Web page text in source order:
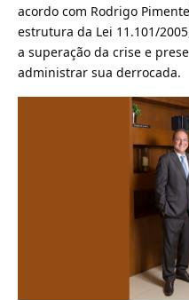
acordo com Rodrigo
estrutura da Lei 11.101/
a superação da crise e
administrar sua derrocada.